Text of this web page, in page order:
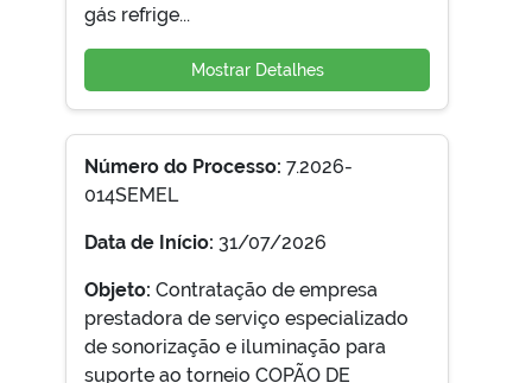
gás refrige...
Mostrar Detalhes
Número do Processo: 7.2026-
014SEMEL
Data de Início: 31/07/2026
Objeto: Contratação de empresa
prestadora de serviço especializado
de sonorização e iluminação para
suporte ao torneio COPÃO DE